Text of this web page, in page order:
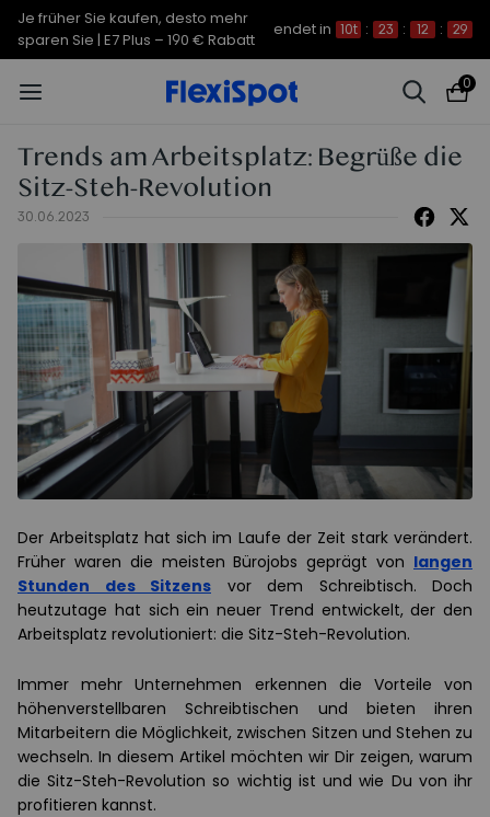
Je früher Sie kaufen, desto mehr
sparen Sie | C7 Morpher – 290 €
Rabatt
endet in 10t : 23 : 12 : 28
0
Trends am Arbeitsplatz: Begrüße die
Sitz-Steh-Revolution
30.06.2023
Der Arbeitsplatz hat sich im Laufe der Zeit stark verändert.
Früher waren die meisten Bürojobs geprägt von langen
Stunden des Sitzens vor dem Schreibtisch. Doch
heutzutage hat sich ein neuer Trend entwickelt, der den
Arbeitsplatz revolutioniert: die Sitz-Steh-Revolution.
Immer mehr Unternehmen erkennen die Vorteile von
höhenverstellbaren Schreibtischen und bieten ihren
Mitarbeitern die Möglichkeit, zwischen Sitzen und Stehen zu
wechseln. In diesem Artikel möchten wir Dir zeigen, warum
die Sitz-Steh-Revolution so wichtig ist und wie Du von ihr
profitieren kannst.